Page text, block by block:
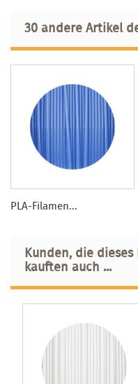
30 andere Artikel
PLA-Filamen...
Kunden, die
kauften auch ...